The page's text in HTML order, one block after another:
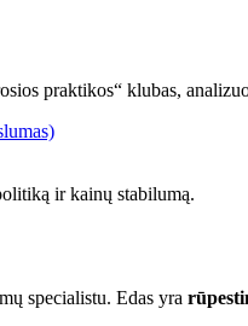
praktikos“ klubas,
ir kainų stabilumą.
specialistu. Edas yra